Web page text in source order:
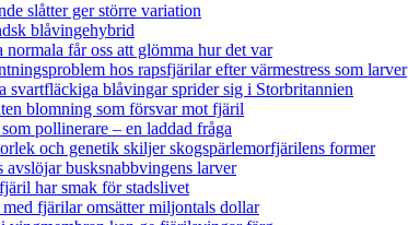
slåtter ger större variation
blåvingehybrid
normala får oss att glömma hur det var
hos rapsfjärilar efter värmestress som larver
svartfläckiga blåvingar sprider sig i Storbritannien
blomning som försvar mot fjäril
pollinerare – en laddad fråga
och genetik skiljer skogspärlemorfjärilens former
busksnabbvingens larver
har smak för stadslivet
fjärilar omsätter miljontals dollar